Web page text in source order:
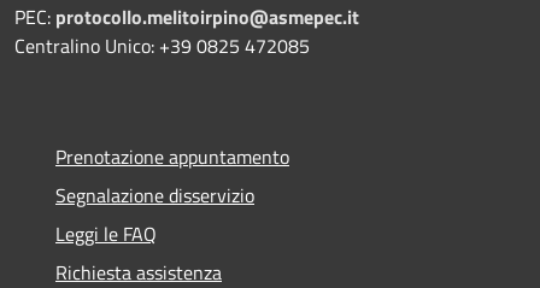
PEC: protocollo.melitoirpino@asmepec.it
Centralino Unico: +39 0825 472085
Prenotazione appuntamento
Segnalazione disservizio
Leggi le FAQ
Richiesta assistenza